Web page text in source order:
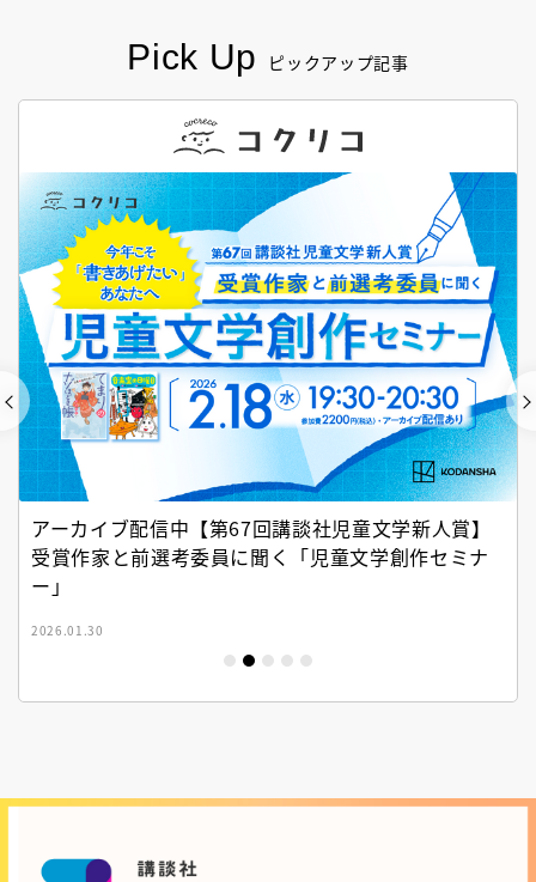
Pick Up ピックアップ記事
アーカイブ配信中【第67回講談社児童文学新人賞】
受賞作家と前選考委員に聞く「児童文学創作セミナ
ー」
2026.01.30